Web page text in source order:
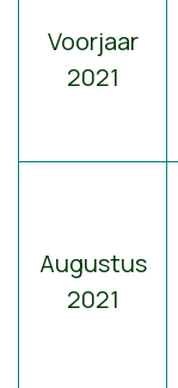
Voorjaar
2021
Augustus
2021